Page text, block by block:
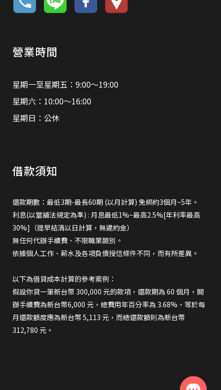
營業時間
星期一至星期五：9:00～19:00
星期六：10:00～16:00
星期日：公休
借款須知
還款期數：最低3期-最長60期 (以月計算) 免綁約3個月~5年。
利息(以當舖法規定為準) : 月息最低1%~最高2.5%[年利率最高
30%]（提早結清以日計算，無違約金）
無任何代辦手續費、不限職業類別。
依據個人工作、薪水及各項負債授信條件不同，而有所差異。
以下為借貸成本計算的參考案例：
假設你貸一筆新台幣 300,000 元的款項，還款期為 60 個月，開
辦手續費為新台幣6,000 元，總費用年百分率為 3.68%，等於每
月還款額度應為新台幣 5,113 元，而總還款額則為新台幣
312,780 元。